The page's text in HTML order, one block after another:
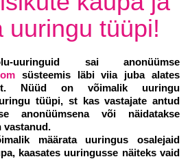
uuringu tüüpi!
uuringuid sai anonüümse
süsteemis läbi viia juba alates
Nüüd on võimalik uuringu
tüüpi, st kas vastajate antud
anonüümsena või näidatakse
vastanud.
määrata uuringus osalejaid
, kaasates uuringusse näiteks vaid